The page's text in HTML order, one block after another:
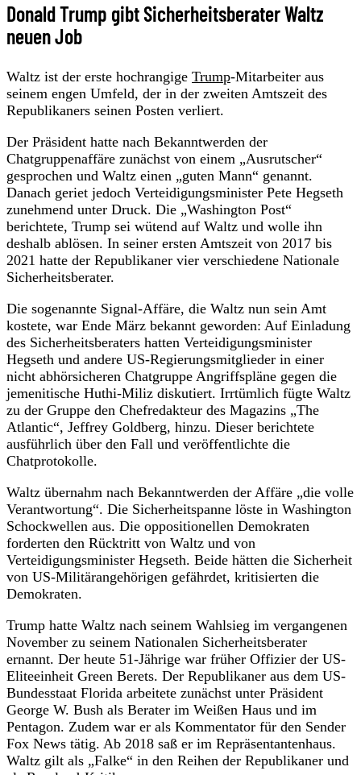
Donald Trump gibt Sicherheitsberater Waltz
neuen Job
Waltz ist der erste hochrangige Trump-Mitarbeiter aus
seinem engen Umfeld, der in der zweiten Amtszeit des
Republikaners seinen Posten verliert.
Der Präsident hatte nach Bekanntwerden der
Chatgruppenaffäre zunächst von einem „Ausrutscher“
gesprochen und Waltz einen „guten Mann“ genannt.
Danach geriet jedoch Verteidigungsminister Pete Hegseth
zunehmend unter Druck. Die „Washington Post“
berichtete, Trump sei wütend auf Waltz und wolle ihn
deshalb ablösen. In seiner ersten Amtszeit von 2017 bis
2021 hatte der Republikaner vier verschiedene Nationale
Sicherheitsberater.
Die sogenannte Signal-Affäre, die Waltz nun sein Amt
kostete, war Ende März bekannt geworden: Auf Einladung
des Sicherheitsberaters hatten Verteidigungsminister
Hegseth und andere US-Regierungsmitglieder in einer
nicht abhörsicheren Chatgruppe Angriffspläne gegen die
jemenitische Huthi-Miliz diskutiert. Irrtümlich fügte Waltz
zu der Gruppe den Chefredakteur des Magazins „The
Atlantic“, Jeffrey Goldberg, hinzu. Dieser berichtete
ausführlich über den Fall und veröffentlichte die
Chatprotokolle.
Waltz übernahm nach Bekanntwerden der Affäre „die volle
Verantwortung“. Die Sicherheitspanne löste in Washington
Schockwellen aus. Die oppositionellen Demokraten
forderten den Rücktritt von Waltz und von
Verteidigungsminister Hegseth. Beide hätten die Sicherheit
von US-Militärangehörigen gefährdet, kritisierten die
Demokraten.
Trump hatte Waltz nach seinem Wahlsieg im vergangenen
November zu seinem Nationalen Sicherheitsberater
ernannt. Der heute 51-Jährige war früher Offizier der US-
Eliteeinheit Green Berets. Der Republikaner aus dem US-
Bundesstaat Florida arbeitete zunächst unter Präsident
George W. Bush als Berater im Weißen Haus und im
Pentagon. Zudem war er als Kommentator für den Sender
Fox News tätig. Ab 2018 saß er im Repräsentantenhaus.
Waltz gilt als „Falke“ in den Reihen der Republikaner und